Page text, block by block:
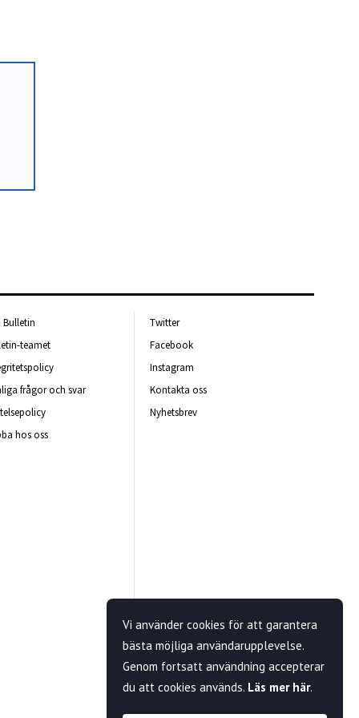
Bulletin
teamet
frågor och svar
hos oss
Twitter
Facebook
Instagram
Kontakta oss
Nyhetsbrev
Vi använder cookies för att garantera
bästa möjliga användarupplevelse.
Genom fortsatt användning accepterar
du att cookies används. Läs mer här.